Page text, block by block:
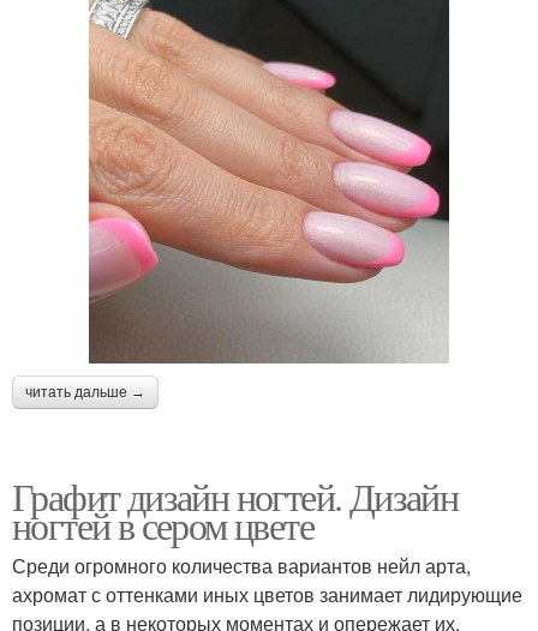
читать дальше →
Графит дизайн ногтей. Дизайн
ногтей в сером цвете
Среди огромного количества вариантов нейл арта,
ахромат с оттенками иных цветов занимает лидирующие
позиции, а в некоторых моментах и опережает их.